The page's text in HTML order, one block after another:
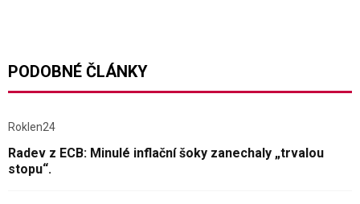
PODOBNÉ ČLÁNKY
Roklen24
Radev z ECB: Minulé inflační šoky zanechaly „trvalou
stopu“.